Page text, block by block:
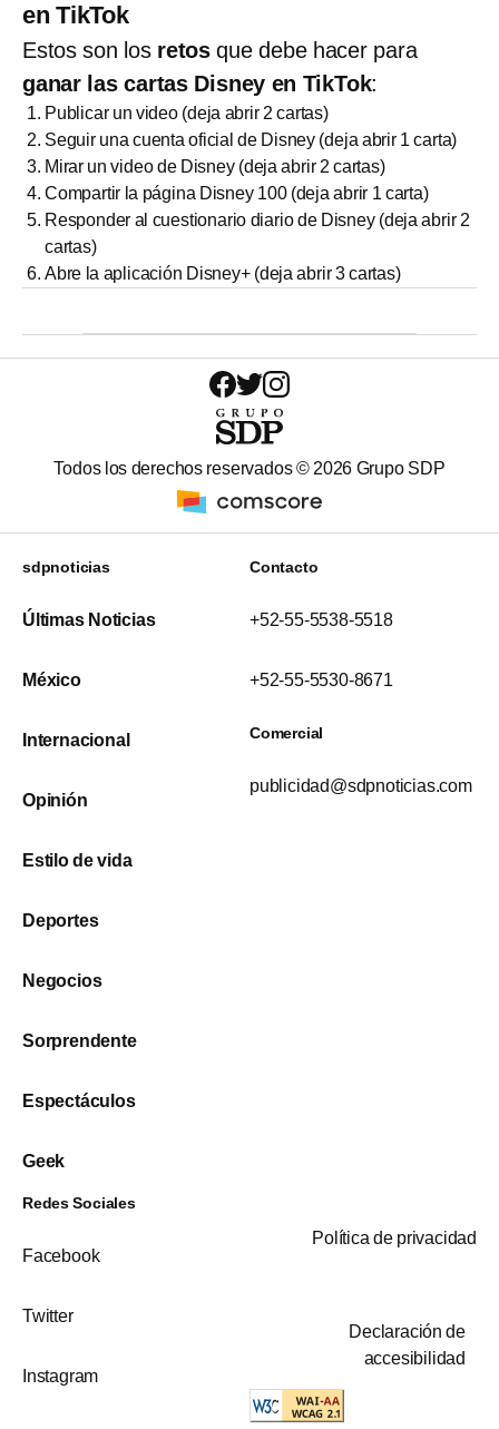
en TikTok
Estos son losretos que debe hacer para
ganar las cartas Disney en TikTok:
Publicar un video (deja abrir 2 cartas)
Seguir una cuenta oficial de Disney (deja abrir 1 carta)
Mirar un video de Disney (deja abrir 2 cartas)
Compartir la página Disney 100 (deja abrir 1 carta)
Responder al cuestionario diario de Disney (deja abrir 2
cartas)
Abre la aplicación Disney+ (deja abrir 3 cartas)
Todos los derechos reservados © 2026 Grupo SDP
sdpnoticias
Últimas Noticias
México
Internacional
Opinión
Estilo de vida
Deportes
Negocios
Sorprendente
Espectáculos
Geek
Contacto
+52-55-5538-5518
+52-55-5530-8671
Comercial
publicidad@sdpnoticias.com
Redes Sociales
Facebook
Twitter
Instagram
Política de privacidad
Declaración de
accesibilidad